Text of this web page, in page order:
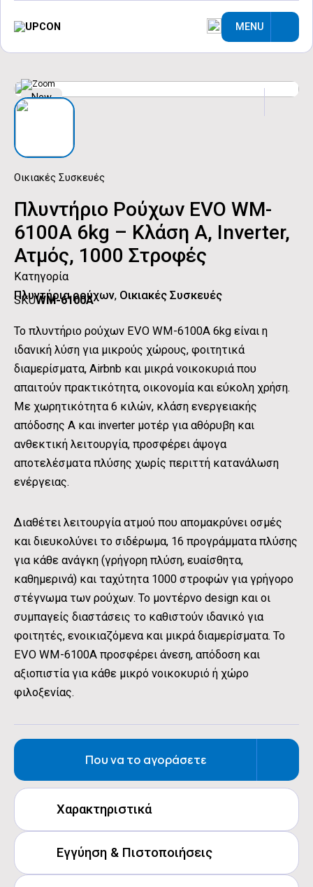
MENU
New
Οικιακές Συσκευές
Πλυντήριο Ρούχων EVO WM-
6100A 6kg – Κλάση Α, Inverter,
Ατμός, 1000 Στροφές
Κατηγορία
Πλυντήρια ρούχων, Οικιακές Συσκευές
SKUWM-6100A
Το πλυντήριο ρούχων EVO WM-6100A 6kg είναι η
ιδανική λύση για μικρούς χώρους, φοιτητικά
διαμερίσματα, Airbnb και μικρά νοικοκυριά που
απαιτούν πρακτικότητα, οικονομία και εύκολη χρήση.
Με χωρητικότητα 6 κιλών, κλάση ενεργειακής
απόδοσης Α και inverter μοτέρ για αθόρυβη και
ανθεκτική λειτουργία, προσφέρει άψογα
αποτελέσματα πλύσης χωρίς περιττή κατανάλωση
ενέργειας.
Διαθέτει λειτουργία ατμού που απομακρύνει οσμές
και διευκολύνει το σιδέρωμα, 16 προγράμματα πλύσης
για κάθε ανάγκη (γρήγορη πλύση, ευαίσθητα,
καθημερινά) και ταχύτητα 1000 στροφών για γρήγορο
στέγνωμα των ρούχων. Το μοντέρνο design και οι
συμπαγείς διαστάσεις το καθιστούν ιδανικό για
φοιτητές, ενοικιαζόμενα και μικρά διαμερίσματα. Το
EVO WM-6100A προσφέρει άνεση, απόδοση και
αξιοπιστία για κάθε μικρό νοικοκυριό ή χώρο
φιλοξενίας.
Που να το αγοράσετε
Χαρακτηριστικά
Στροφές:1000 rpm
Εγγύηση & Πιστοποιήσεις
Warranty terms EVO Home Appiances (5)